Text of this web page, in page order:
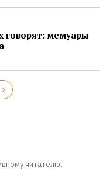
говорят: мемуары
читателю.